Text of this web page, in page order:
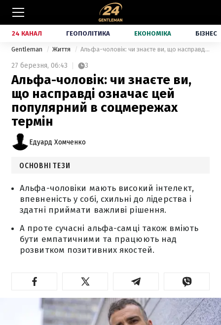
24 КАНАЛ ГЕОПОЛІТИКА ЕКОНОМІКА БІЗНЕС
Gentleman Життя Альфа-чоловік: чи знаєте ви, що насправді означає цей популярний в соцмережах термін
27 березня, 06:43 3
Альфа-чоловік: чи знаєте ви,
що насправді означає цей
популярний в соцмережах
термін
Едуард Хомченко
ОСНОВНІ ТЕЗИ
Альфа-чоловіки мають високий інтелект,
впевненість у собі, схильні до лідерства і
здатні приймати важливі рішення.
А проте сучасні альфа-самці також вміють
бути емпатичними та працюють над
розвитком позитивних якостей.